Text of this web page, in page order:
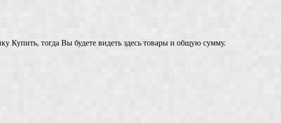
Купить, тогда Вы будете видеть здесь товары и общую сумму.